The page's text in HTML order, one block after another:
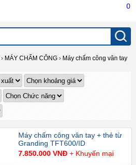
0
› MÁY CHẤM CÔNG › Máy chấm công vân tay
Máy chấm công vân tay + thẻ từ
Granding TFT600/ID
7.850.000 VNĐ+ Khuyến mại